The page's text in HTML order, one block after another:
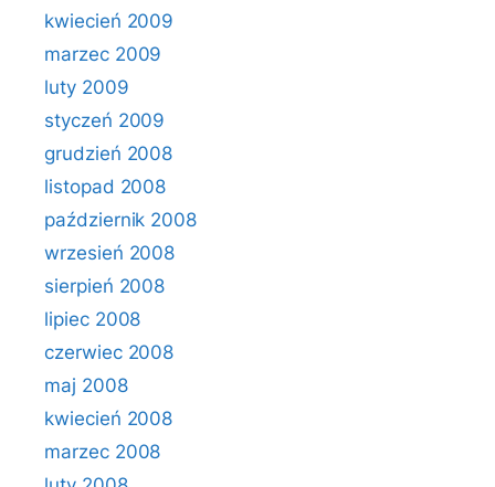
kwiecień 2009
marzec 2009
luty 2009
styczeń 2009
grudzień 2008
listopad 2008
październik 2008
wrzesień 2008
sierpień 2008
lipiec 2008
czerwiec 2008
maj 2008
kwiecień 2008
marzec 2008